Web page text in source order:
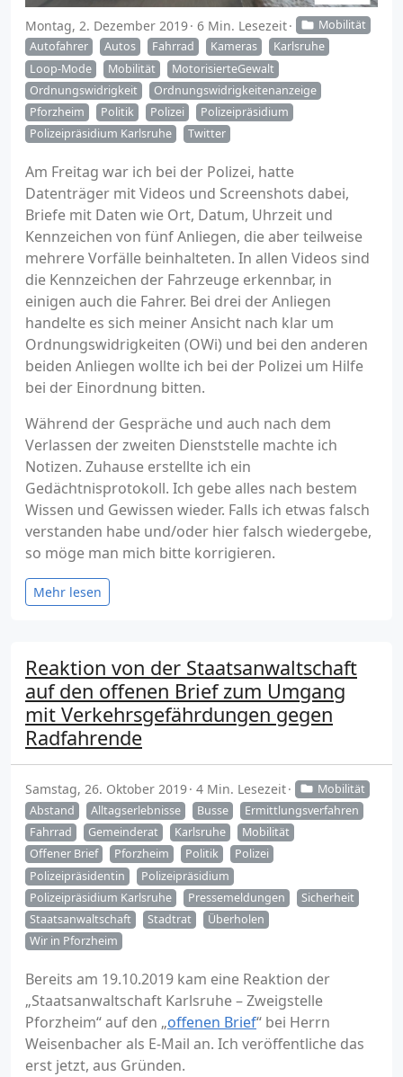
Montag, 2. Dezember 2019 6 Min. Lesezeit
Mobilität
Autofahrer
Autos Fahrrad Kameras
Karlsruhe
Loop-Mode
Mobilität
MotorisierteGewalt
Ordnungswidrigkeit
Ordnungswidrigkeitenanzeige
Pforzheim
Politik Polizei
Polizeipräsidium
Polizeipräsidium Karlsruhe
Twitter
Am Freitag war ich bei der Polizei, hatte
Datenträger mit Videos und Screenshots dabei,
Briefe mit Daten wie Ort, Datum, Uhrzeit und
Kennzeichen von fünf Anliegen, die aber teilweise
mehrere Vorfälle beinhalteten. In allen Videos sind
die Kennzeichen der Fahrzeuge erkennbar, in
einigen auch die Fahrer. Bei drei der Anliegen
handelte es sich meiner Ansicht nach klar um
Ordnungswidrigkeiten (OWi) und bei den anderen
beiden Anliegen wollte ich bei der Polizei um Hilfe
bei der Einordnung bitten.
Während der Gespräche und auch nach dem
Verlassen der zweiten Dienststelle machte ich
Notizen. Zuhause erstellte ich ein
Gedächtnisprotokoll. Ich gebe alles nach bestem
Wissen und Gewissen wieder. Falls ich etwas falsch
verstanden habe und/oder hier falsch wiedergebe,
so möge man mich bitte korrigieren.
Mehr lesen
Reaktion von der Staatsanwaltschaft
auf den offenen Brief zum Umgang
mit Verkehrsgefährdungen gegen
Radfahrende
Samstag, 26. Oktober 2019 4 Min. Lesezeit
Mobilität
Abstand
Alltagserlebnisse Busse
Ermittlungsverfahren
Fahrrad
Gemeinderat Karlsruhe
Mobilität
Offener Brief
Pforzheim Politik
Polizei
Polizeipräsidentin
Polizeipräsidium
Polizeipräsidium Karlsruhe
Pressemeldungen
Sicherheit
Staatsanwaltschaft
Stadtrat
Überholen
Wir in Pforzheim
Bereits am 19.10.2019 kam eine Reaktion der
„Staatsanwaltschaft Karlsruhe – Zweigstelle
Pforzheim“ auf den „offenen Brief“ bei Herrn
Weisenbacher als E-Mail an. Ich veröffentliche das
erst jetzt, aus Gründen.